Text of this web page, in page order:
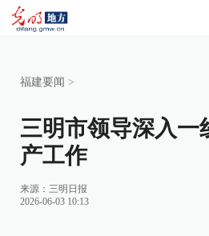
福建要闻 >
三明市领导深入一
产工作
来源： 三明日报
2026-06-03 10:13